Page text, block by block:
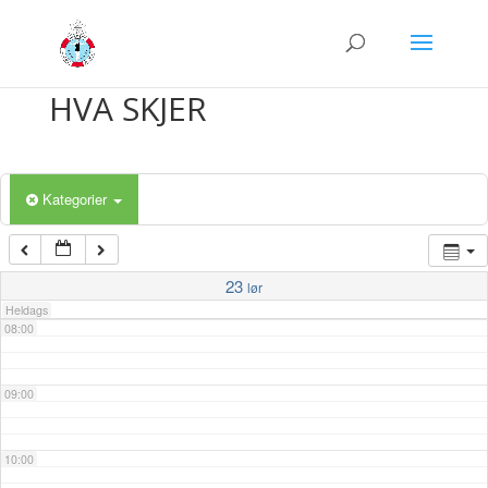
HVA SKJER
Kategorier
23 lør
Heldags
06:00
07:00
08:00
09:00
10:00